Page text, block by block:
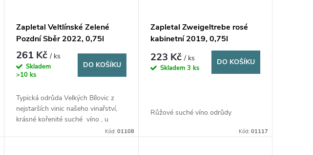
Zapletal Veltlínské Zelené
Pozdní Sběr 2022, 0,75l
261 Kč/ ks
Skladem
>10 ks
DO KOŠÍKU
Typická odrůda Velkých Bílovic z
nejstarších vinic našeho vinařství,
krásné kořenité suché víno , u
něhož jsme dbali na zachováníKód: 01108
Zapletal Zweigeltrebe rosé
kabinetní 2019, 0,75l
223 Kč/ ks
Skladem 3 ks
DO KOŠÍKU
Růžové suché víno odrůdy
Kód: 01117